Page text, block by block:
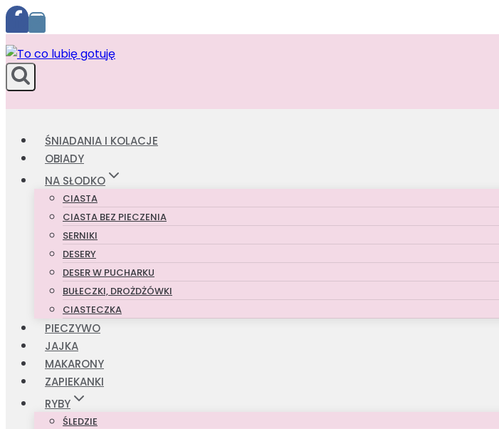
Przejdź
do
treści
ŚNIADANIA I KOLACJE
OBIADY
NA SŁODKO
CIASTA
CIASTA BEZ PIECZENIA
SERNIKI
DESERY
DESER W PUCHARKU
BUŁECZKI, DROŻDŻÓWKI
CIASTECZKA
PIECZYWO
JAJKA
MAKARONY
ZAPIEKANKI
RYBY
ŚLEDZIE